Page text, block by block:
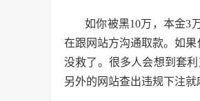
如你被黑10万，本金3
在跟网站方沟通取款。如
没救了。很多人会想到套
另外的网站查出违规下注就